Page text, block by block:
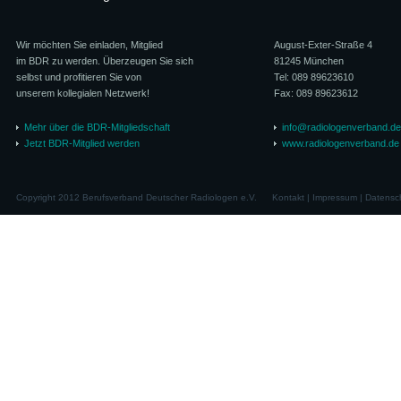
Wir möchten Sie einladen, Mitglied
im BDR zu werden. Überzeugen Sie sich
selbst und profitieren Sie von
unserem kollegialen Netzwerk!
Mehr über die BDR-Mitgliedschaft
Jetzt BDR-Mitglied werden
August-Exter-Straße 4
81245 München
Tel: 089 89623610
Fax: 089 89623612
info@radiologenverband.de
www.radiologenverband.de
Copyright 2012 Berufsverband Deutscher Radiologen e.V. Kontakt| Impressum|